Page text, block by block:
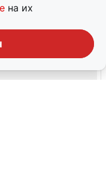
на их